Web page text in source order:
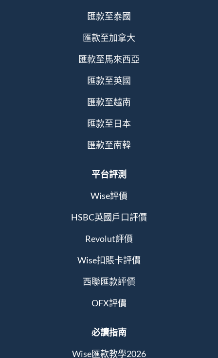
匯款至泰國
匯款至加拿大
匯款至馬來西亞
匯款至英國
匯款至越南
匯款至日本
匯款至南韓
平台評測
Wise評價
HSBC英國戶口評價
Revolut評價
Wise扣賬卡評價
西聯匯款評價
OFX評價
必讀指南
Wise匯款教學2026